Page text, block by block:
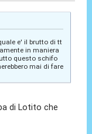
e' il brutto di tt
in maniera
questo schifo
mai di fare
di Lotito che